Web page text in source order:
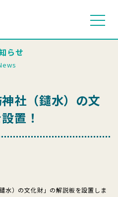
らせ
社（鑓水）の文
置！
水）の文化財」の解説板を設置しま